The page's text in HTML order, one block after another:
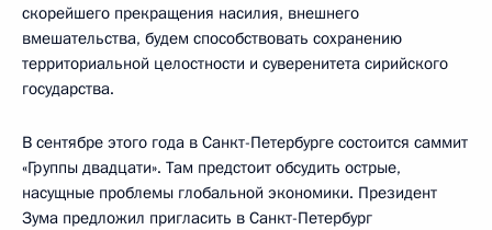
скорейшего прекращения насилия, внешнего
вмешательства, будем способствовать сохранению
территориальной целостности и суверенитета сирийского
государства.
В сентябре этого года в Санкт-Петербурге состоится саммит
«Группы двадцати». Там предстоит обсудить острые,
насущные проблемы глобальной экономики. Президент
Зума предложил пригласить в Санкт-Петербург